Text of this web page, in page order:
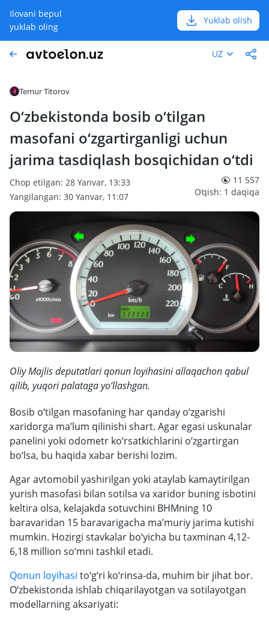
Ilovani bepul
yuklab oling
Yuklab olish
UZ
Temur Titorov
O‘zbekistonda bosib o‘tilgan
masofani o‘zgartirganligi uchun
jarima tasdiqlash bosqichidan o‘tdi
Chop etilgan: 28 Yanvar, 13:33
Yangilangan: 30 Yanvar, 11:07
11 557
O‘qish: 1 daqiqa
Oliy Majlis deputatlari qonun loyihasini allaqachon qabul
qilib, yuqori palataga yo‘llashgan.
Bosib o‘tilgan masofaning har qanday o‘zgarishi
xaridorga ma’lum qilinishi shart. Agar egasi uskunalar
panelini yoki odometr ko‘rsatkichlarini o‘zgartirgan
bo‘lsa, bu haqida xabar berishi lozim.
Agar avtomobil yashirilgan yoki ataylab kamaytirilgan
yurish masofasi bilan sotilsa va xaridor buning isbotini
keltira olsa, kelajakda sotuvchini BHMning 10
baravaridan 15 baravarigacha ma’muriy jarima kutishi
mumkin. Hozirgi stavkalar bo‘yicha bu taxminan 4,12-
6,18 million so‘mni tashkil etadi.
Qonun loyihasi to‘g‘ri ko‘rinsa-da, muhim bir jihat bor.
O‘zbekistonda ishlab chiqarilayotgan va sotilayotgan
modellarning aksariyati: